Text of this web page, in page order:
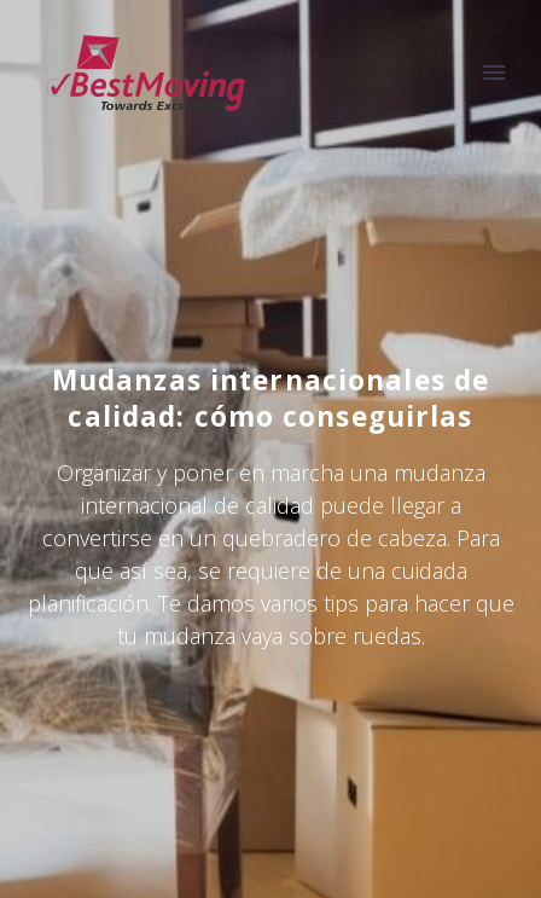
Spanish ▼
Mudanzas internacionales de
calidad: cómo conseguirlas
Organizar y poner en marcha una mudanza
internacional de calidad puede llegar a
convertirse en un quebradero de cabeza. Para
que así sea, se requiere de una cuidada
planificación. Te damos varios tips para hacer que
tu mudanza vaya sobre ruedas.